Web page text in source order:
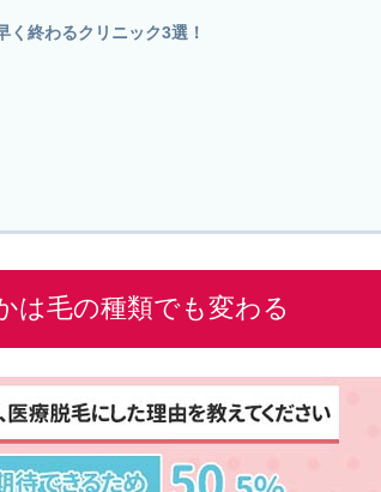
く終わるクリニック3選！
は毛の種類でも変わる